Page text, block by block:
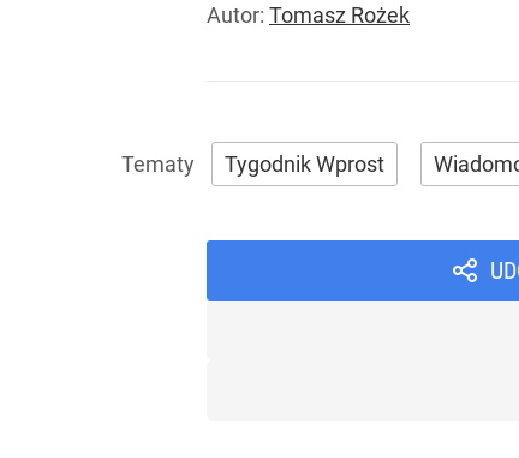
Autor: Tomasz Rożek
Tygodnik Wprost